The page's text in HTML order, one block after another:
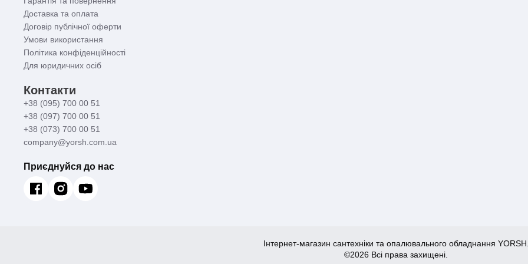
Доставка та оплата
Договір публічної оферти
Умови використання
Політика конфіденційності
Для юридичних осіб
Контакти
+38 (095) 700 00 51
+38 (097) 700 00 51
+38 (073) 700 00 51
company@yorsh.com.ua
Приєднуйся до нас
Інтернет-магазин сантехніки та опалювального обладнання
©2026 Всі права захищені.